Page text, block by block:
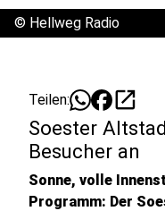
© Hellweg Radio
Teilen: open_in_new
Soester
Besucher an
Sonne, volle
Programm: Der